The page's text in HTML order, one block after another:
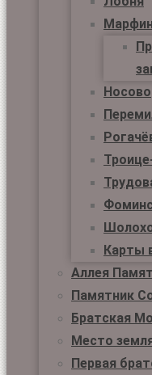
Носово
Карты
Аллея
Памятник
Братская
Место
Первая